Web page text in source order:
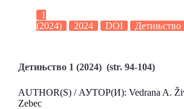
1
(2024)
2024 DOI Детињство
Детињство 1 (2024) (str. 94-104)
AUTHOR(S) / АУТОР(И): Vedrana A.
Zebec